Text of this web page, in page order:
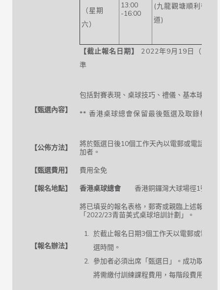
（星期
六）
13:00
-16:00
(九龍觀塘順利邨
道)
【截止報名日期】
2022年9月19日（星期
準
【甄選內容】
包括對賽表現、桌球技巧、禮儀、基本球例。
** 香港桌球總會保留最後甄選及取錄權利
【公佈方法】
將於甄選日後10個工作天內以電郵或電話方
加者。
【甄選費用】
費用全免
【報名地點】
香港桌球總會 香港銅鑼灣大球場徑1號奧
【報名辦法】
將已填妥的報名表格，郵寄或親臨上述報名地
「2022/23青苗美式桌球培訓計劃」。
於截止報名日期3個工作天以電郵或電話
選時間。
參加者必須出席「甄選日」。成功取錄成
將需繳付訓練課程費用，每階段費用為